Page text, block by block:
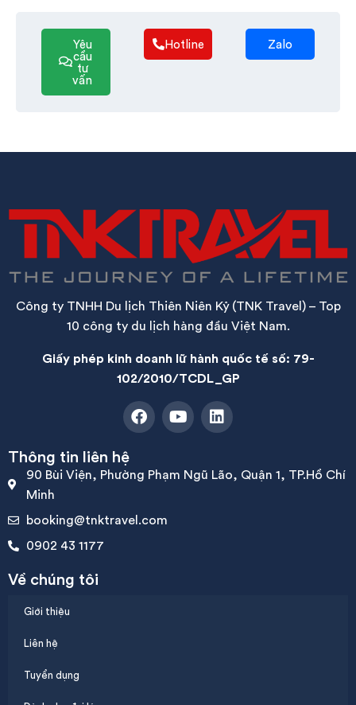
Yêu
cầu
tư
vấn
Hotline Zalo
Công ty TNHH Du lịch Thiên Niên Kỷ (TNK Travel) – Top
10 công ty du lịch hàng đầu Việt Nam.
Giấy phép kinh doanh lữ hành quốc tế số: 79-
102/2010/TCDL_GP
Thông tin liên hệ
90 Bùi Viện, Phường Phạm Ngũ Lão, Quận 1, TP.Hồ Chí
Minh
booking@tnktravel.com
0902 43 1177
Về chúng tôi
Giới thiệu
Liên hệ
Tuyển dụng